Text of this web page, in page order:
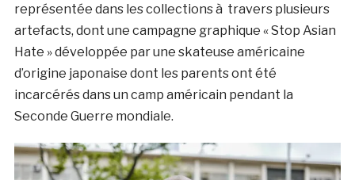
représentée dans les collections à travers plusieurs
artefacts, dont une campagne graphique « Stop Asian
Hate » développée par une skateuse américaine
d’origine japonaise dont les parents ont été
incarcérés dans un camp américain pendant la
Seconde Guerre mondiale.